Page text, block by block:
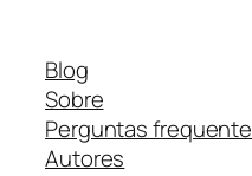
Blog
Sobre
Perguntas
Autores